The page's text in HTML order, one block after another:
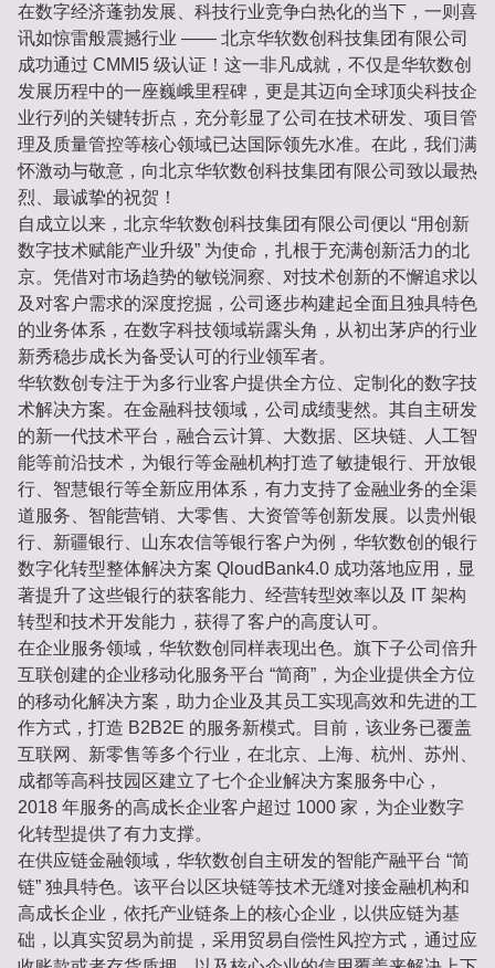
在数字经济蓬勃发展、科技行业竞争白热化的当下，一则喜
讯如惊雷般震撼行业 —— 北京华软数创科技集团有限公司
成功通过 CMMI5 级认证！这一非凡成就，不仅是华软数创
发展历程中的一座巍峨里程碑，更是其迈向全球顶尖科技企
业行列的关键转折点，充分彰显了公司在技术研发、项目管
理及质量管控等核心领域已达国际领先水准。在此，我们满
怀激动与敬意，向北京华软数创科技集团有限公司致以最热
烈、最诚挚的祝贺！
自成立以来，北京华软数创科技集团有限公司便以 “用创新
数字技术赋能产业升级” 为使命，扎根于充满创新活力的北
京。凭借对市场趋势的敏锐洞察、对技术创新的不懈追求以
及对客户需求的深度挖掘，公司逐步构建起全面且独具特色
的业务体系，在数字科技领域崭露头角，从初出茅庐的行业
新秀稳步成长为备受认可的行业领军者。
华软数创专注于为多行业客户提供全方位、定制化的数字技
术解决方案。在金融科技领域，公司成绩斐然。其自主研发
的新一代技术平台，融合云计算、大数据、区块链、人工智
能等前沿技术，为银行等金融机构打造了敏捷银行、开放银
行、智慧银行等全新应用体系，有力支持了金融业务的全渠
道服务、智能营销、大零售、大资管等创新发展。以贵州银
行、新疆银行、山东农信等银行客户为例，华软数创的银行
数字化转型整体解决方案 QloudBank4.0 成功落地应用，显
著提升了这些银行的获客能力、经营转型效率以及 IT 架构
转型和技术开发能力，获得了客户的高度认可。
在企业服务领域，华软数创同样表现出色。旗下子公司倍升
互联创建的企业移动化服务平台 “简商”，为企业提供全方位
的移动化解决方案，助力企业及其员工实现高效和先进的工
作方式，打造 B2B2E 的服务新模式。目前，该业务已覆盖
互联网、新零售等多个行业，在北京、上海、杭州、苏州、
成都等高科技园区建立了七个企业解决方案服务中心，
2018 年服务的高成长企业客户超过 1000 家，为企业数字
化转型提供了有力支撑。
在供应链金融领域，华软数创自主研发的智能产融平台 “简
链” 独具特色。该平台以区块链等技术无缝对接金融机构和
高成长企业，依托产业链条上的核心企业，以供应链为基
础，以真实贸易为前提，采用贸易自偿性风控方式，通过应